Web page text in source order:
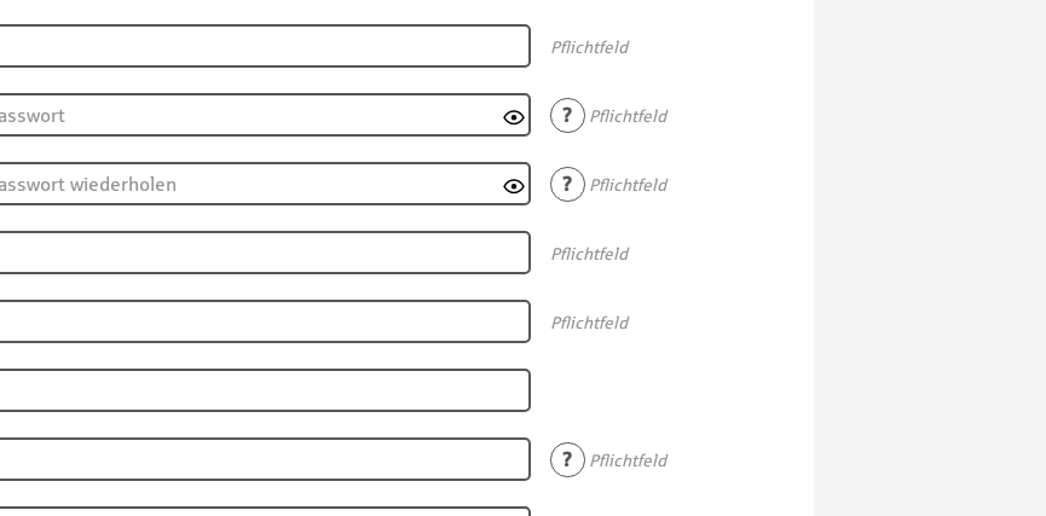
Pflichtfeld
Pflichtfeld
Pflichtfeld
Pflichtfeld
Pflichtfeld
Pflichtfeld